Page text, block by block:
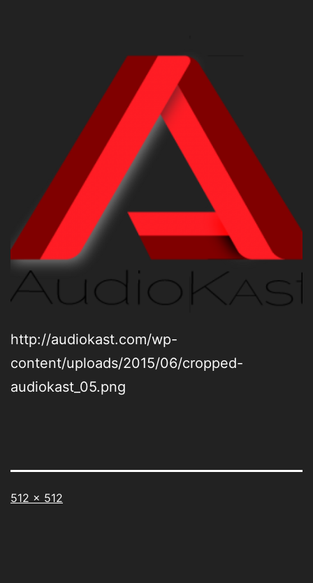
http://audiokast.com/wp-
content/uploads/2015/06/cropped-
audiokast_05.png
Taille
512 × 512